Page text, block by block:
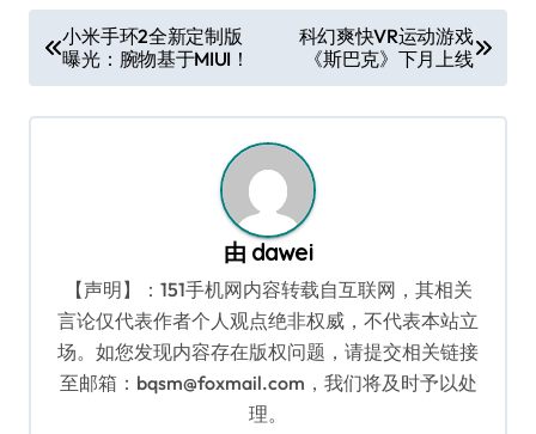
章
导
小米手环2全新定制版
曝光：腕物基于MIUI！
科幻爽快VR运动游戏
《斯巴克》下月上线
由 dawei
【声明】：151手机网内容转载自互联网，其相关
言论仅代表作者个人观点绝非权威，不代表本站立
场。如您发现内容存在版权问题，请提交相关链接
至邮箱：bqsm@foxmail.com，我们将及时予以处
理。